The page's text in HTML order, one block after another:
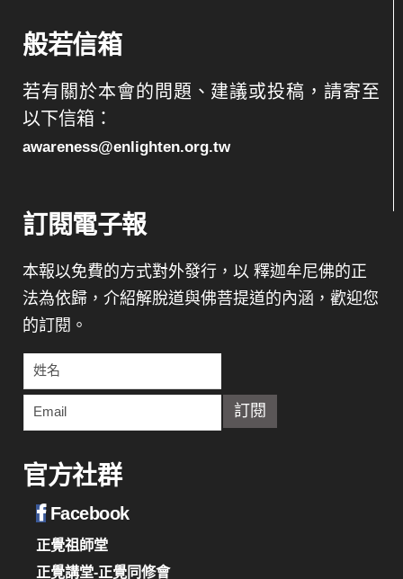
般若信箱
若有關於本會的問題、建議或投稿，請寄至
以下信箱：
awareness@enlighten.org.tw
訂閱電子報
本報以免費的方式對外發行，以 釋迦牟尼佛的正
法為依歸，介紹解脫道與佛菩提道的內涵，歡迎您
的訂閱。
官方社群
Facebook
正覺祖師堂
正覺講堂-正覺同修會